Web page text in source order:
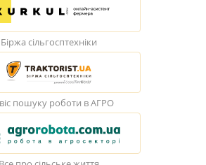
Біржа сільгосптехніки
пошуку роботи в АГРО